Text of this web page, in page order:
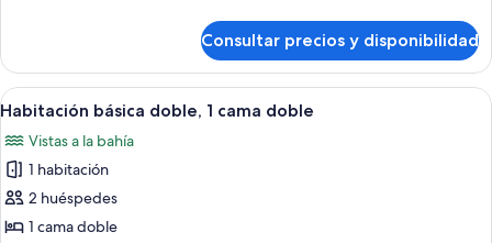
cama
individual
individual
básica,
1
individual
Consultar precios y disponibilidad
Abrir
todas
las
fotos
de
Habitación
Un dormitorio con cama, escritorio,
16
Habitación básica doble, 1 cama doble
Vistas a la bahía
1 habitación
2 huéspedes
1 cama doble